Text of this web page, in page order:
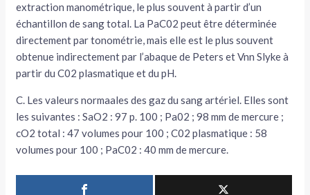
extraction manométrique, le plus souvent à partir d’un
échantillon de sang total. La PaC02 peut être déterminée
directe­ment par tonométrie, mais elle est le plus sou­vent
obtenue indirectement par l’abaque de Peters et Vnn Slyke à
partir du C02 plasma­tique et du pH.
C. Les valeurs normaales des gaz du sang artériel. Elles sont
les suivantes : SaO2 : 97 p. 100 ; Pa02 ; 98 mm de mercure ;
cO2 total : 47 volumes pour 100 ; C02 plasma­tique : 58
volumes pour 100 ; PaC02 : 40 mm de mercure.